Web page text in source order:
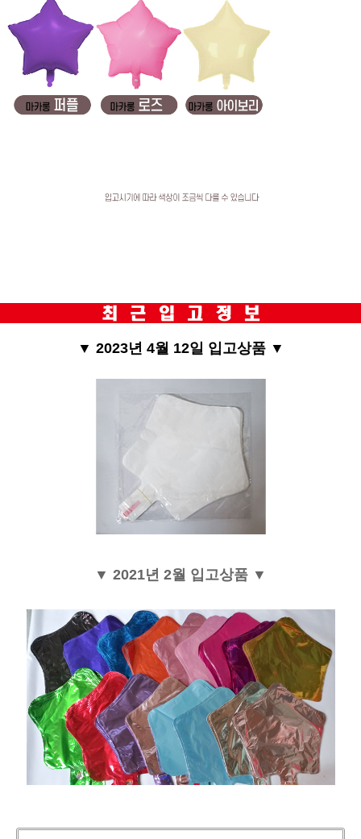
▼ 2023년 4월 12일 입고상품 ▼
▼ 2021년 2월 입고상품 ▼